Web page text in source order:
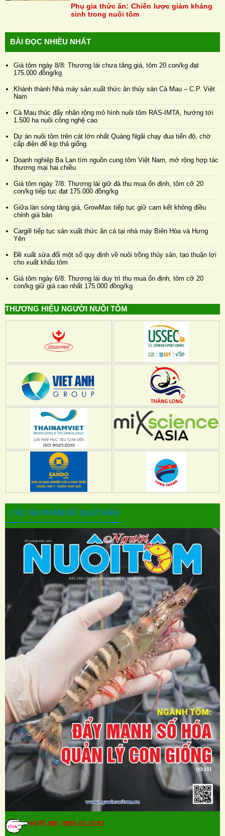
Phụ gia thức ăn: Chiến lược giảm kháng
sinh trong nuôi tôm
BÀI ĐỌC NHIỀU NHẤT
Giá tôm ngày 8/8: Thương lái chưa tăng giá, tôm 20 con/kg đạt
175.000 đồng/kg
Khánh thành Nhà máy sản xuất thức ăn thủy sản Cà Mau – C.P. Việt
Nam
Cà Mau thúc đẩy nhân rộng mô hình nuôi tôm RAS-IMTA, hướng tới
1.500 ha nuôi công nghệ cao
Dự án nuôi tôm trên cát lớn nhất Quảng Ngãi chạy đua tiến độ, chờ
cấp điện để kịp thả giống
Doanh nghiệp Ba Lan tìm nguồn cung tôm Việt Nam, mở rộng hợp tác
thương mại hai chiều
Giá tôm ngày 7/8: Thương lái giữ đà thu mua ổn định, tôm cỡ 20
con/kg tiếp tục đạt 175.000 đồng/kg
Giữa làn sóng tăng giá, GrowMax tiếp tục giữ cam kết không điều
chỉnh giá bán
Cargill tiếp tục sản xuất thức ăn cá tại nhà máy Biên Hòa và Hưng
Yên
Đề xuất sửa đổi một số quy định về nuôi trồng thủy sản, tạo thuận lợi
cho xuất khẩu tôm
Giá tôm ngày 6/8: Thương lái duy trì thu mua ổn định, tôm cỡ 20
con/kg giữ giá cao nhất 175.000 đồng/kg
THƯƠNG HIỆU NGƯỜI NUÔI TÔM
CÁC ẤN PHẨM ĐÃ XUẤT BẢN
HOTLINE: 0901.01.10.83